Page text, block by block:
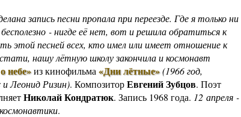
запись песни пропала при переезде. Где я только ни
- нигде её нет, вот и решила обратиться к
этой песней всех, кто имел или имеет отношение к
нашу лётную школу закончила и космонавт
небе»из кинофильма «Дни лётные»(1966 год,
иЛеонид Ризин). КомпозиторЕвгений Зубцов. Поэт
Николай Кондратюк. Запись 1968 года. 12 апреля -
.